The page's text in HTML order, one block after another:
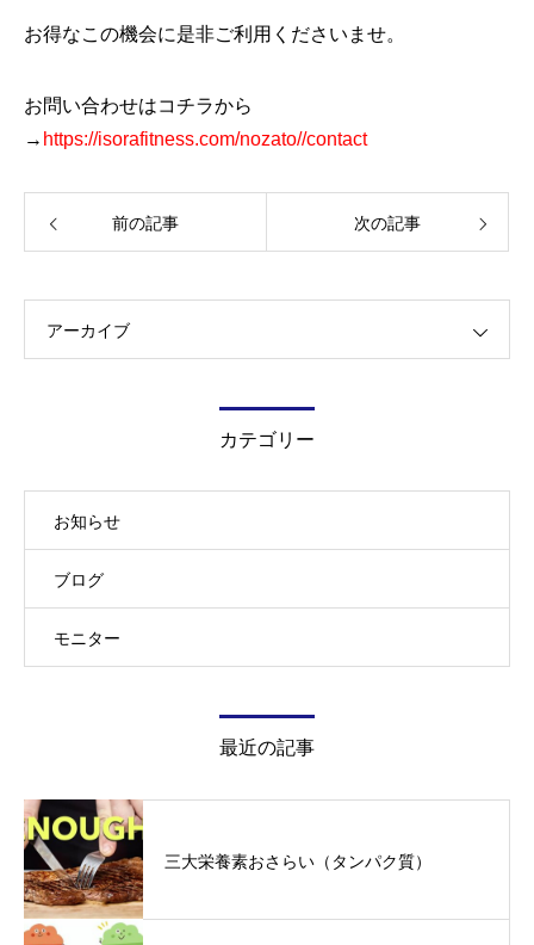
お得なこの機会に是非ご利用くださいませ。
お問い合わせはコチラから
→ https://isorafitness.com/nozato//contact
前の記事 次の記事
アーカイブ
カテゴリー
お知らせ
ブログ
モニター
最近の記事
三大栄養素おさらい（タンパク質）